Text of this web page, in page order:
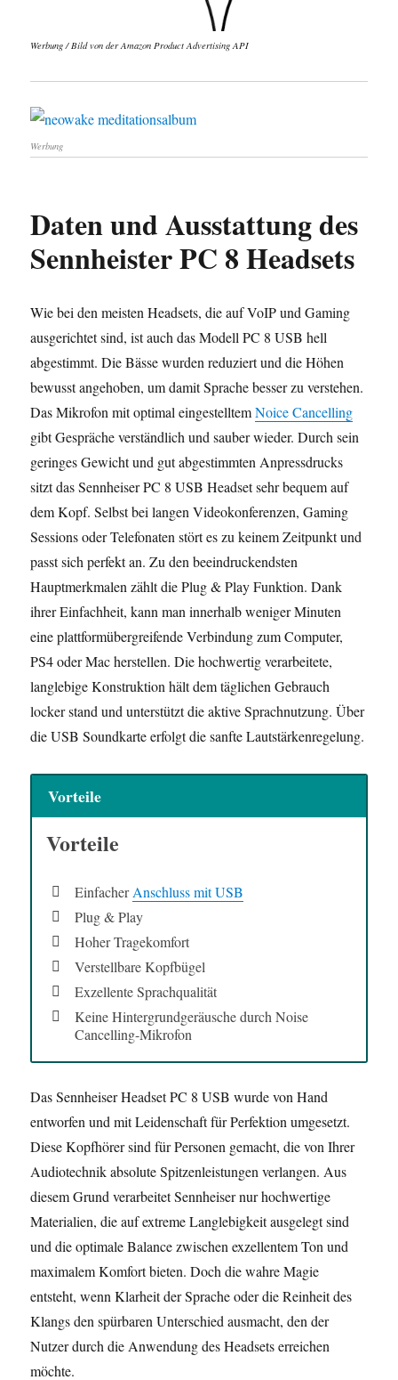
Werbung / Bild von der Amazon Product Advertising API
Werbung
Daten und Ausstattung des
Sennheister PC 8 Headsets
Wie bei den meisten Headsets, die auf VoIP und Gaming
ausgerichtet sind, ist auch das Modell PC 8 USB hell
abgestimmt. Die Bässe wurden reduziert und die Höhen
bewusst angehoben, um damit Sprache besser zu verstehen.
Das Mikrofon mit optimal eingestelltemNoice Cancelling
gibt Gespräche verständlich und sauber wieder. Durch sein
geringes Gewicht und gut abgestimmten Anpressdrucks
sitzt das Sennheiser PC 8 USB Headset sehr bequem auf
dem Kopf. Selbst bei langen Videokonferenzen, Gaming
Sessions oder Telefonaten stört es zu keinem Zeitpunkt und
passt sich perfekt an. Zu den beeindruckendsten
Hauptmerkmalen zählt die Plug & Play Funktion. Dank
ihrer Einfachheit, kann man innerhalb weniger Minuten
eine plattformübergreifende Verbindung zum Computer,
PS4 oder Mac herstellen. Die hochwertig verarbeitete,
langlebige Konstruktion hält dem täglichen Gebrauch
locker stand und unterstützt die aktive Sprachnutzung. Über
die USB Soundkarte erfolgt die sanfte Lautstärkenregelung.
Vorteile
Vorteile
EinfacherAnschluss mit USB
Plug & Play
Hoher Tragekomfort
Verstellbare Kopfbügel
Exzellente Sprachqualität
Keine Hintergrundgeräusche durch Noise
Cancelling-Mikrofon
Das Sennheiser Headset PC 8 USB wurde von Hand
entworfen und mit Leidenschaft für Perfektion umgesetzt.
Diese Kopfhörer sind für Personen gemacht, die von Ihrer
Audiotechnik absolute Spitzenleistungen verlangen. Aus
diesem Grund verarbeitet Sennheiser nur hochwertige
Materialien, die auf extreme Langlebigkeit ausgelegt sind
und die optimale Balance zwischen exzellentem Ton und
maximalem Komfort bieten. Doch die wahre Magie
entsteht, wenn Klarheit der Sprache oder die Reinheit des
Klangs den spürbaren Unterschied ausmacht, den der
Nutzer durch die Anwendung des Headsets erreichen
möchte.